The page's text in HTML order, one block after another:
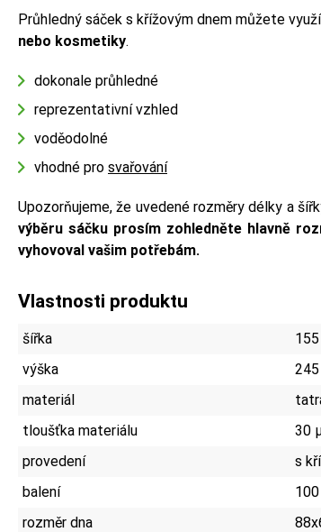
Průhledný sáček s křížovým dnem můžete
nebo kosmetiky.
dokonale průhledné
reprezentativní vzhled
voděodolné
vhodné pro svařování
Upozorňujeme, že uvedené rozměry délky a
výběru sáčku prosím zohledněte hlavně
vyhovoval vašim potřebám.
Vlastnosti produktu
šířka
výška
materiál
tloušťka materiálu
30
provedení
s
balení
rozměr dna